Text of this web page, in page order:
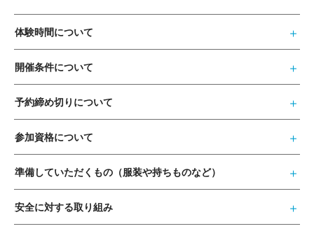
体験時間について
開催条件について
予約締め切りについて
参加資格について
準備していただくもの（服装や持ちものなど）
安全に対する取り組み